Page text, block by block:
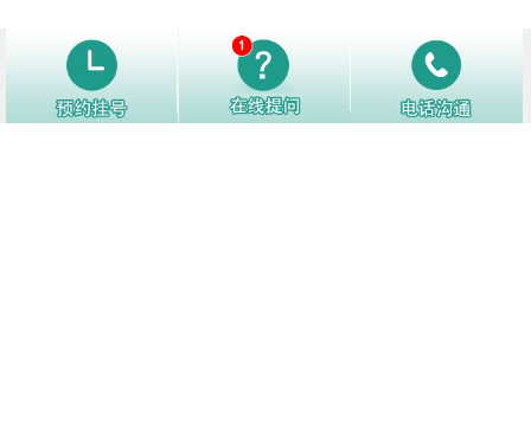
导致玫瑰糠疹发生的原因有哪些？ 3299阅